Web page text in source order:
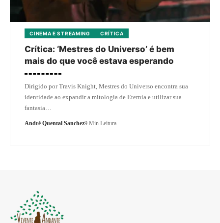
CINEMA E STREAMING CRÍTICA
Crítica: ‘Mestres do Universo’ é bem
mais do que você estava esperando
Dirigido por Travis Knight, Mestres do Universo encontra sua
identidade ao expandir a mitologia de Eternia e utilizar sua
fantasia…
André Quental Sanchez9 Min Leitura